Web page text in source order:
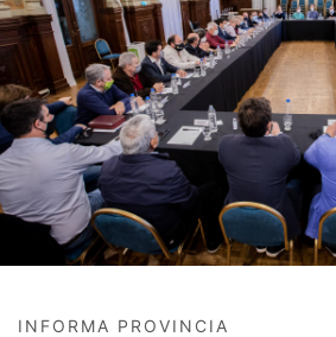
INFORMA PROVINCIA